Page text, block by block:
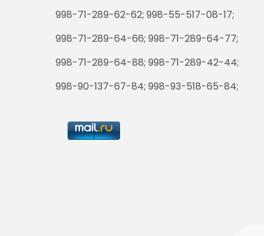
998-71-289-62-62; 998-55-517-08-17;
998-71-289-64-66; 998-71-289-64-77;
998-71-289-64-88; 998-71-289-42-44;
998-90-137-67-84; 998-93-518-65-84;